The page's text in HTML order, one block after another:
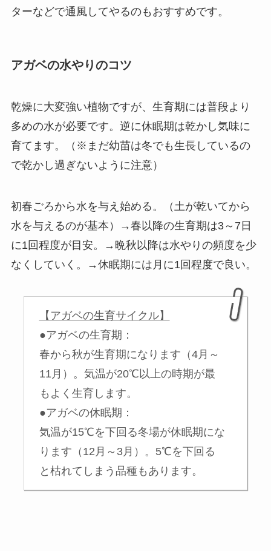
ターなどで通風してやるのもおすすめです。
アガベの水やりのコツ
乾燥に大変強い植物ですが、生育期には普段より
多めの水が必要です。逆に休眠期は乾かし気味に
育てます。（※まだ幼苗は冬でも生長しているの
で乾かし過ぎないように注意）
初春ごろから水を与え始める。（土が乾いてから
水を与えるのが基本）→春以降の生育期は3～7日
に1回程度が目安。→晩秋以降は水やりの頻度を少
なくしていく。→休眠期には月に1回程度で良い。
【アガベの生育サイクル】
●アガベの生育期：
春から秋が生育期になります（4月～
11月）。気温が20℃以上の時期が最
もよく生育します。
●アガベの休眠期：
気温が15℃を下回る冬場が休眠期にな
ります（12月～3月）。5℃を下回る
と枯れてしまう品種もあります。